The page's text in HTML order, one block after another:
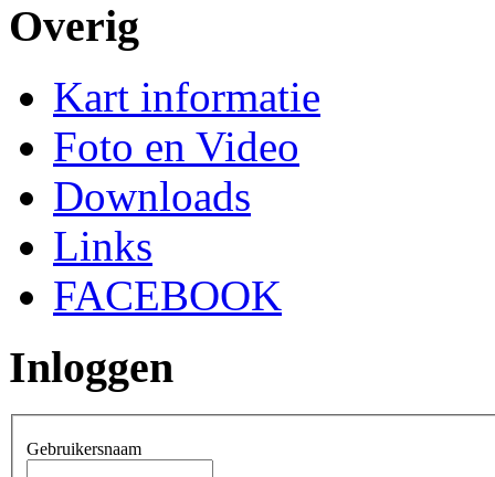
Overig
Kart informatie
Foto en Video
Downloads
Links
FACEBOOK
Inloggen
Gebruikersnaam